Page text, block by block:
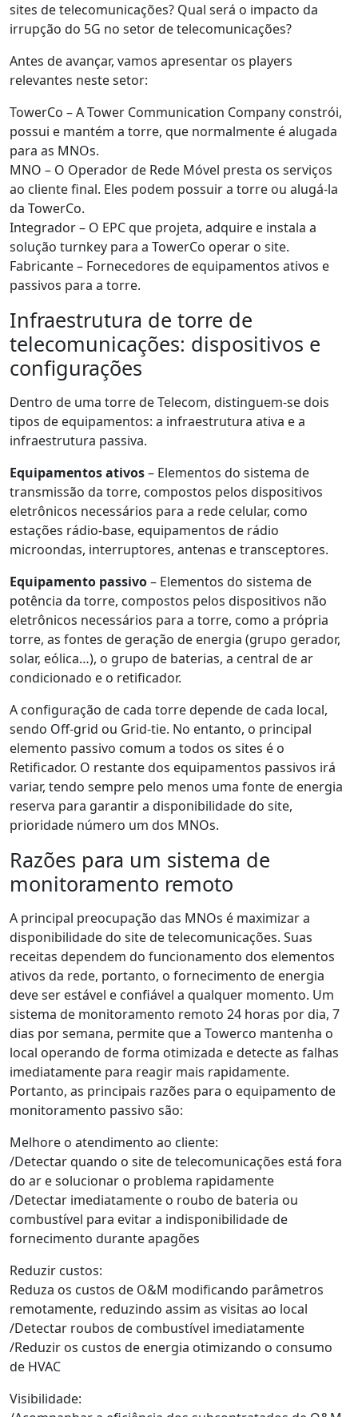
sites de telecomunicações? Qual será o impacto da
irrupção do 5G no setor de telecomunicações?
Antes de avançar, vamos apresentar os players
relevantes neste setor:
TowerCo – A Tower Communication Company constrói,
possui e mantém a torre, que normalmente é alugada
para as MNOs.
MNO – O Operador de Rede Móvel presta os serviços
ao cliente final. Eles podem possuir a torre ou alugá-la
da TowerCo.
Integrador – O EPC que projeta, adquire e instala a
solução turnkey para a TowerCo operar o site.
Fabricante – Fornecedores de equipamentos ativos e
passivos para a torre.
Infraestrutura de torre de
telecomunicações: dispositivos e
configurações
Dentro de uma torre de Telecom, distinguem-se dois
tipos de equipamentos: a infraestrutura ativa e a
infraestrutura passiva.
Equipamentos ativos– Elementos do sistema de
transmissão da torre, compostos pelos dispositivos
eletrônicos necessários para a rede celular, como
estações rádio-base, equipamentos de rádio
microondas, interruptores, antenas e transceptores.
Equipamento passivo– Elementos do sistema de
potência da torre, compostos pelos dispositivos não
eletrônicos necessários para a torre, como a própria
torre, as fontes de geração de energia (grupo gerador,
solar, eólica…), o grupo de baterias, a central de ar
condicionado e o retificador.
A configuração de cada torre depende de cada local,
sendo Off-grid ou Grid-tie. No entanto, o principal
elemento passivo comum a todos os sites é o
Retificador. O restante dos equipamentos passivos irá
variar, tendo sempre pelo menos uma fonte de energia
reserva para garantir a disponibilidade do site,
prioridade número um dos MNOs.
Razões para um sistema de
monitoramento remoto
A principal preocupação das MNOs é maximizar a
disponibilidade do site de telecomunicações. Suas
receitas dependem do funcionamento dos elementos
ativos da rede, portanto, o fornecimento de energia
deve ser estável e confiável a qualquer momento. Um
sistema de monitoramento remoto 24 horas por dia, 7
dias por semana, permite que a Towerco mantenha o
local operando de forma otimizada e detecte as falhas
imediatamente para reagir mais rapidamente.
Portanto, as principais razões para o equipamento de
monitoramento passivo são:
Melhore o atendimento ao cliente:
/Detectar quando o site de telecomunicações está fora
do ar e solucionar o problema rapidamente
/Detectar imediatamente o roubo de bateria ou
combustível para evitar a indisponibilidade de
fornecimento durante apagões
Reduzir custos:
Reduza os custos de O&M modificando parâmetros
remotamente, reduzindo assim as visitas ao local
/Detectar roubos de combustível imediatamente
/Reduzir os custos de energia otimizando o consumo
de HVAC
Visibilidade: